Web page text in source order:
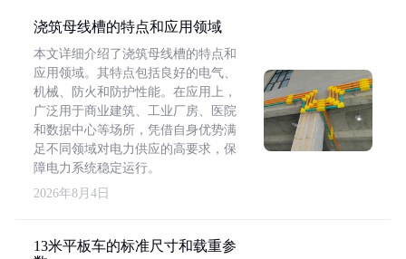
浇筑母线槽的特点和应用领域
本文详细介绍了浇筑母线槽的特点和
应用领域。其特点包括良好的电气、
机械、防火和防护性能。在应用上，
广泛用于商业建筑、工业厂房、医院
和数据中心等场所，凭借自身优势满
足不同领域对电力供应的高要求，保
障电力系统稳定运行。
2026年8月4日
13米平板车的标准尺寸和载重参